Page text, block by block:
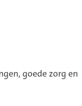
goede zorg en